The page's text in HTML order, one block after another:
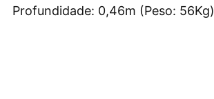
Profundidade: 0,46m (Peso: 56Kg)